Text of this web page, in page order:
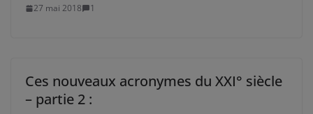
27 mai 2018 1
Ces nouveaux acronymes du XXI° siècle
– partie 2 :